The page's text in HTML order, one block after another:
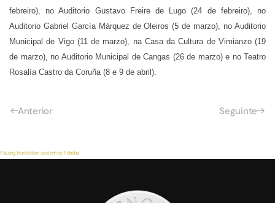
febreiro), no Auditorio Gustavo Freire de Lugo (24 de febreiro), no
Auditorio Gabriel García Márquez de Oleiros (5 de marzo), no Auditorio
Municipal de Vigo (11 de marzo), na Casa da Cultura de Vimianzo (19
de marzo), no Auditorio Municipal de Cangas (26 de marzo) e no Teatro
Rosalía Castro da Coruña (8 e 9 de abril).
Anterior Seguinte
FaLang translation system by Faboba